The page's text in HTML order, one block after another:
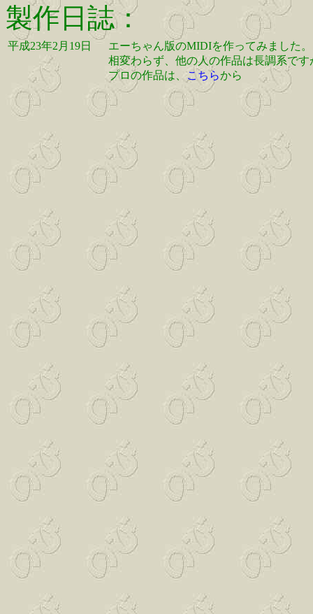
製作日誌：
平成23年2月19日
エーちゃん版のMIDIを作ってみました。
相変わらず、他の人の作品は長調系で
プロの作品は、こちらから